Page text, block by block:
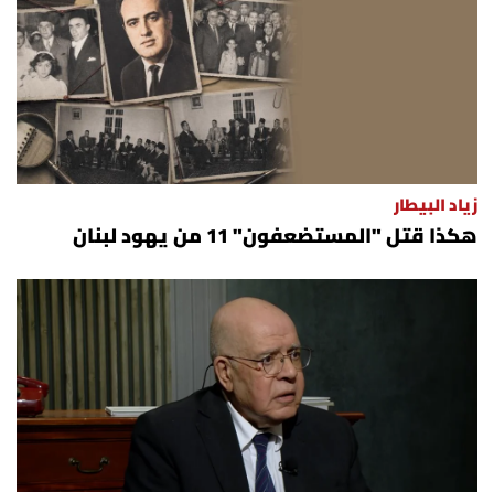
زياد البيطار
هكذا قتل "المستضعفون" 11 من يهود لبنان